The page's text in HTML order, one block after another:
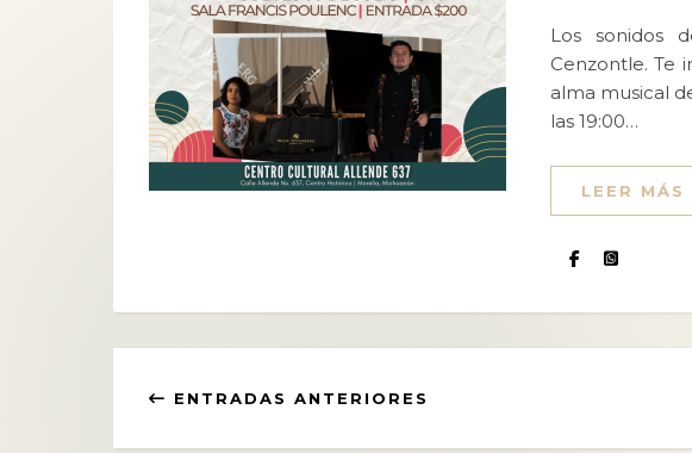
Los sonidos
Cenzontle. Te
alma musical
las 19:00…
LEER MÁS
ENTRADAS ANTERIORES